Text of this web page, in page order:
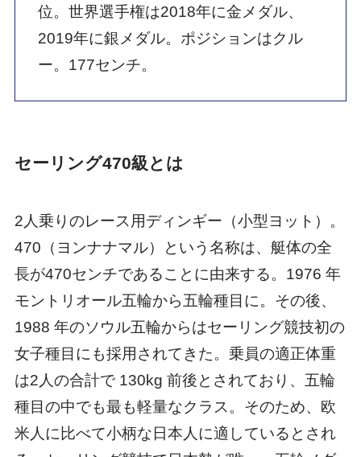
位。世界選手権は2018年に金メダル、
2019年に銀メダル。ポジションはクル
ー。177センチ。
セーリング470級とは
2人乗りのレース用ディンギー（小型ヨット）。
470（ヨンナナマル）という名称は、艇体の全
⻑が470センチであることに由来する。1976 年
モントリオール五輪から五輪種目に。その後、
1988 年のソウル五輪からはセーリング競技初の
女子種目にも採用されてきた。乗員の適正体重
は2人の合計で 130kg 前後とされており、五輪
種目の中でも最も軽量なクラス。そのため、欧
米人に比べて小柄な日本人に適しているとされ